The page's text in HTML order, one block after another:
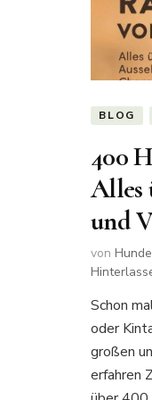
BLOG
400
Alles
und
von
Schon
oder
großen
erfahren